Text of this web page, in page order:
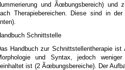
und Ãœbungsbereich) und
Therapiebereichen. Diese sind in der
Schnittstelle
Handbuch zur Schnittstellentherapie
und Syntax, jedoch
ist (2 Ãœbungsbereiche). Der